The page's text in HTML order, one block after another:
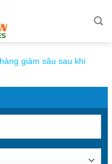
giảm sâu sau khi